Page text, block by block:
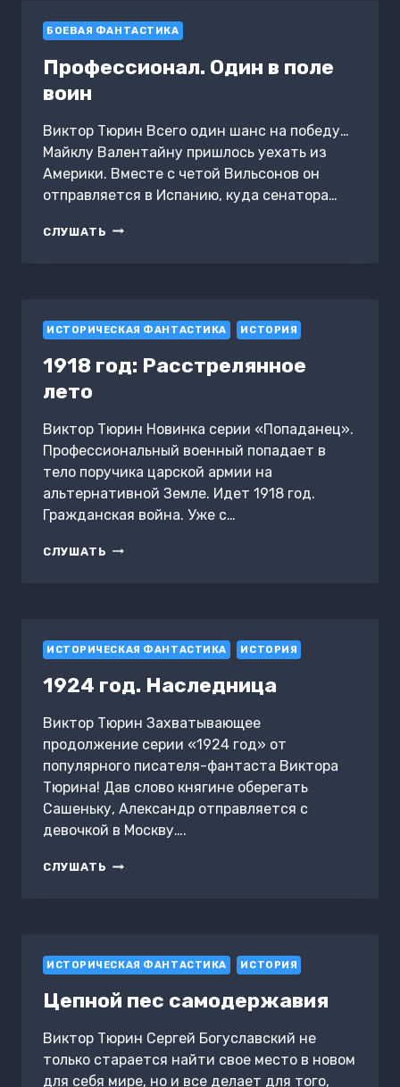
БОЕВАЯ ФАНТАСТИКА
Профессионал. Один в поле
воин
Виктор Тюрин Всего один шанс на победу…
Майклу Валентайну пришлось уехать из
Америки. Вместе с четой Вильсонов он
отправляется в Испанию, куда сенатора…
СЛУШАТЬ ПРОФЕССИОНАЛ.
ИСТОРИЧЕСКАЯ ФАНТАСТИКА ИСТОРИЯ
1918 год: Расстрелянное
лето
Виктор Тюрин Новинка серии «Попаданец».
Профессиональный военный попадает в
тело поручика царской армии на
альтернативной Земле. Идет 1918 год.
Гражданская война. Уже с…
СЛУШАТЬ 1918
ИСТОРИЧЕСКАЯ ФАНТАСТИКА ИСТОРИЯ
1924 год. Наследница
Виктор Тюрин Захватывающее
продолжение серии «1924 год» от
популярного писателя-фантаста Виктора
Тюрина! Дав слово княгине оберегать
Сашеньку, Александр отправляется с
девочкой в Москву….
СЛУШАТЬ 1924
ИСТОРИЧЕСКАЯ ФАНТАСТИКА ИСТОРИЯ
Цепной пес самодержавия
Виктор Тюрин Сергей Богуславский не
только старается найти свое место в новом
для себя мире, но и все делает для того,